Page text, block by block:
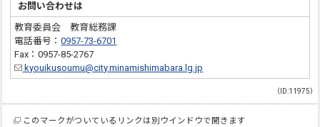
お問い合わせは
教育委員会 教育総務課
電話番号：0957-73-6701
Fax：0957-85-2767
kyouikusoumu@city.minamishimabara.lg.jp
（ID:11975）
このマークがついているリンクは別ウインドウで開きます